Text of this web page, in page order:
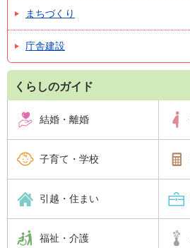
まちづくり
庁舎建設
くらしのガイド
結婚・離婚
子育て・学校
引越・住まい
福祉・介護